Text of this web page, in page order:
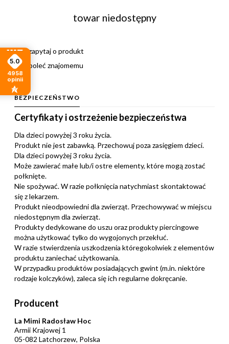
towar niedostępny
zapytaj o produkt
poleć znajomemu
BEZPIECZEŃSTWO
Certyfikaty i ostrzeżenie bezpieczeństwa
Dla dzieci powyżej 3 roku życia.
Produkt nie jest zabawką. Przechowuj poza zasięgiem dzieci.
Dla dzieci powyżej 3 roku życia.
Może zawierać małe lub/i ostre elementy, które mogą zostać
połknięte.
Nie spożywać. W razie połknięcia natychmiast skontaktować
się z lekarzem.
Produkt nieodpowiedni dla zwierząt. Przechowywać w miejscu
niedostępnym dla zwierząt.
Produkty dedykowane do uszu oraz produkty piercingowe
można użytkować tylko do wygojonych przekłuć.
W razie stwierdzenia uszkodzenia któregokolwiek z elementów
produktu zaniechać użytkowania.
W przypadku produktów posiadających gwint (m.in. niektóre
rodzaje kolczyków), zaleca się ich regularne dokręcanie.
Producent
La Mimi Radosław Hoc
Armii Krajowej 1
05-082 Latchorzew, Polska
5.0
4958
opinii